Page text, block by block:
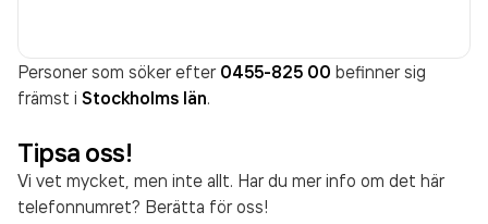
Personer som söker efter 0455-825 00 befinner sig
främst i Stockholms län.
Tipsa oss!
Vi vet mycket, men inte allt. Har du mer info om det här
telefonnumret? Berätta för oss!